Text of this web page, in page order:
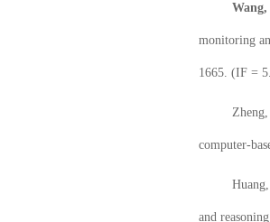
Wang,
monitoring
1665. (IF =
computer-
and